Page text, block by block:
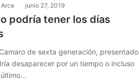
junio 27, 2019
podría tener los días
de sexta generación, presentado
desaparecer por un tiempo o incluso